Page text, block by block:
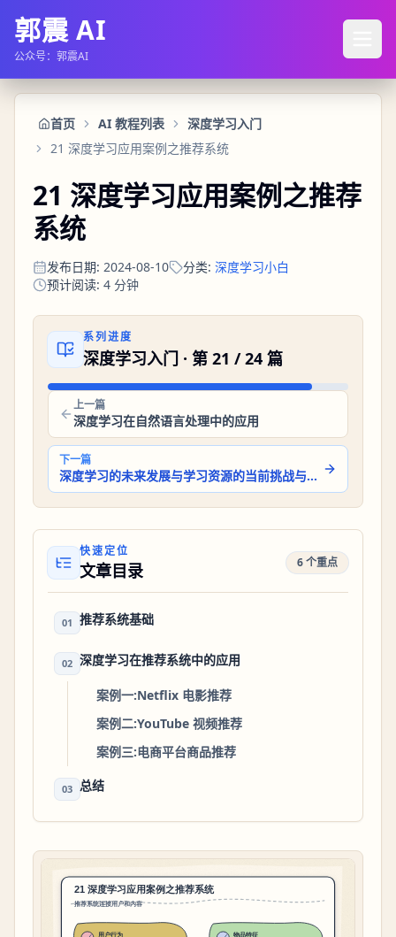
郭震 AI
公众号：郭震AI
首页 AI 教程列表
深度学习入门
21 深度学习应用案例之推荐系统
21 深度学习应用案例之推荐
系统
发布日期: 2024-08-10 分类: 深度学习小白
预计阅读: 4 分钟
系列进度
深度学习入门 · 第 21 /24 篇
上一篇
深度学习在自然语言处理中的应用
下一篇
深度学习的未来发展与学习资源的当前挑战与前景
快速定位
文章目录 6 个重点
01 推荐系统基础
02 深度学习在推荐系统中的应用
案例一:Netflix 电影推荐
案例二:YouTube 视频推荐
案例三:电商平台商品推荐
03 总结